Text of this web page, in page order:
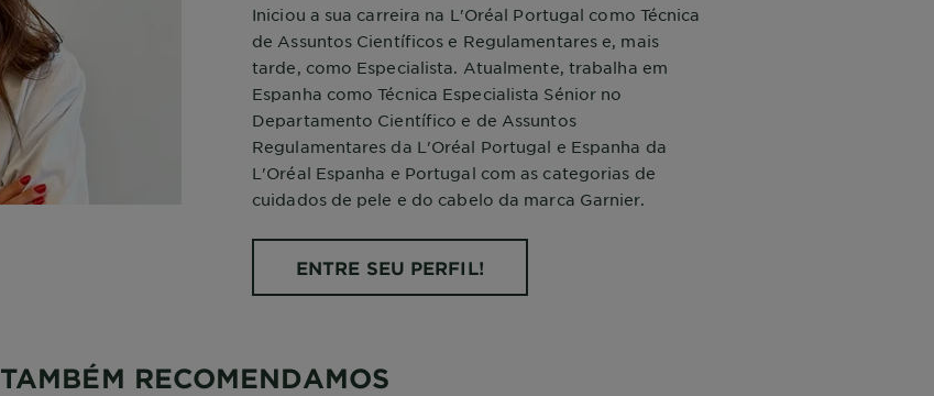
Iniciou a sua carreira na L'Oréal Portugal como Técnica
de Assuntos Científicos e Regulamentares e, mais
tarde, como Especialista. Atualmente, trabalha em
Espanha como Técnica Especialista Sénior no
Departamento Científico e de Assuntos
Regulamentares da L'Oréal Portugal e Espanha da
L'Oréal Espanha e Portugal com as categorias de
cuidados de pele e do cabelo da marca Garnier.
ENTRE SEU PERFIL!
TAMBÉM RECOMENDAMOS